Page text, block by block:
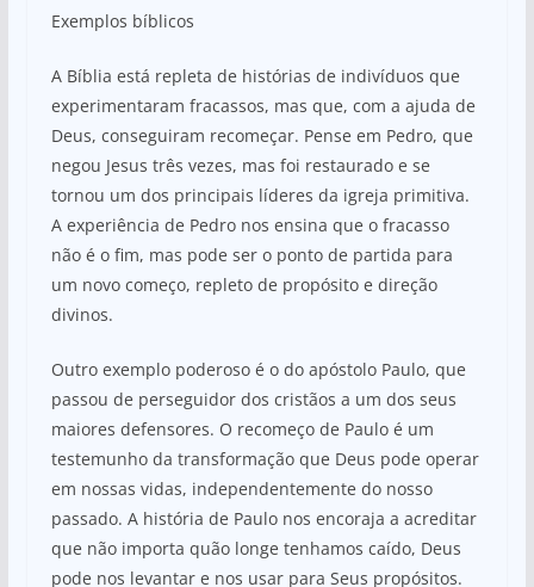
Exemplos bíblicos
A Bíblia está repleta de histórias de indivíduos que
experimentaram fracassos, mas que, com a ajuda de
Deus, conseguiram recomeçar. Pense em Pedro, que
negou Jesus três vezes, mas foi restaurado e se
tornou um dos principais líderes da igreja primitiva.
A experiência de Pedro nos ensina que o fracasso
não é o fim, mas pode ser o ponto de partida para
um novo começo, repleto de propósito e direção
divinos.
Outro exemplo poderoso é o do apóstolo Paulo, que
passou de perseguidor dos cristãos a um dos seus
maiores defensores. O recomeço de Paulo é um
testemunho da transformação que Deus pode operar
em nossas vidas, independentemente do nosso
passado. A história de Paulo nos encoraja a acreditar
que não importa quão longe tenhamos caído, Deus
pode nos levantar e nos usar para Seus propósitos.